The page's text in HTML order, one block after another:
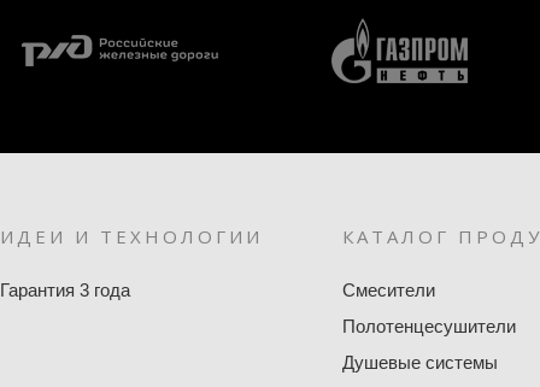
ИДЕИ И ТЕХНОЛОГИИ
Гарантия 3 года
КАТАЛОГ
Смесители
Полотенцесушители
Душевые системы